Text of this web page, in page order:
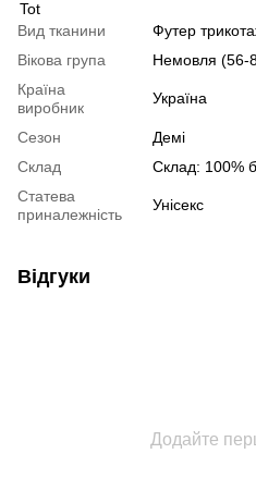
Вид тканини
Футер
Вікова група
Немовля (56-
Країна
виробник
Україна
Сезон
Демі
Склад
Склад: 100%
Статева
приналежність
Унісекс
Відгуки
Додайте